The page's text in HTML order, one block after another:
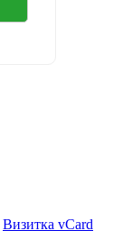
Визитка vCard